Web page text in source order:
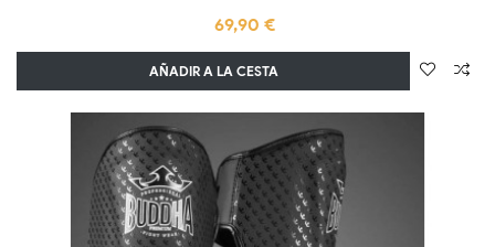
69,90 €
AÑADIR A LA CESTA